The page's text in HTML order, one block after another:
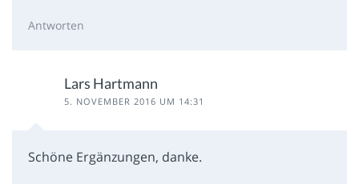
Antworten
Lars Hartmann
5. NOVEMBER 2016 UM 14:31
Schöne Ergänzungen, danke.